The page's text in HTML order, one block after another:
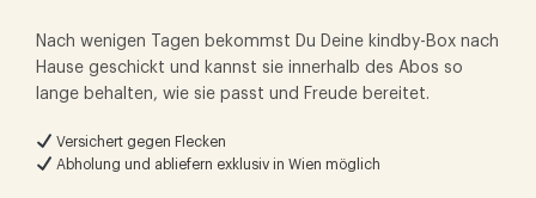
Nach wenigen Tagen bekommst Du Deine kindby-Box nach
Hause geschickt und kannst sie innerhalb des Abos so
lange behalten, wie sie passt und Freude bereitet.
Versichert gegen Flecken
Abholung und abliefern exklusiv in Wien möglich